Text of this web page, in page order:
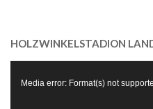
HOLZWINKELSTADION
Player
Media error: Format(s) not